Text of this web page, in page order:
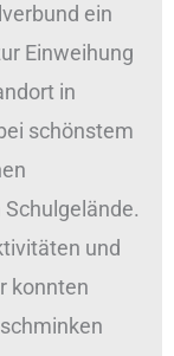
ein
Einweihung
in
schönstem
und
konnten